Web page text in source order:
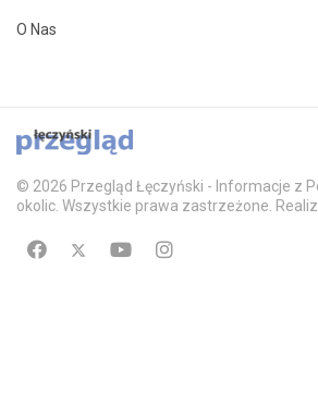
O Nas
© 2026 Przegląd Łęczyński - Informacje z
okolic. Wszystkie prawa zastrzeżone.